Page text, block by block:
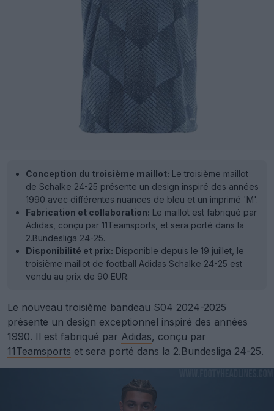
Conception du troisième maillot: Le troisième maillot
de Schalke 24-25 présente un design inspiré des années
1990 avec différentes nuances de bleu et un imprimé 'M'.
Fabrication et collaboration: Le maillot est fabriqué par
Adidas, conçu par 11Teamsports, et sera porté dans la
2.Bundesliga 24-25.
Disponibilité et prix: Disponible depuis le 19 juillet, le
troisième maillot de football Adidas Schalke 24-25 est
vendu au prix de 90 EUR.
Le nouveau troisième bandeau S04 2024-2025
présente un design exceptionnel inspiré des années
1990. Il est fabriqué par Adidas, conçu par
11Teamsports et sera porté dans la 2.Bundesliga 24-25.